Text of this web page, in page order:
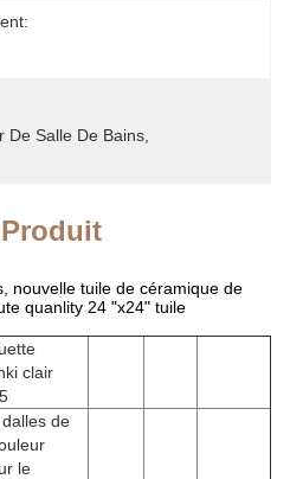
De Salle De Bains
nouvelle tuile de céramique de
quanlity 24 "x24" tuile
clair
de
le